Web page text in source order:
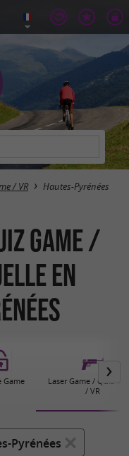
/ VR Hautes-Pyrénées
Game /
en
Game
Laser Game / Quiz
/ VR
Pyrénées